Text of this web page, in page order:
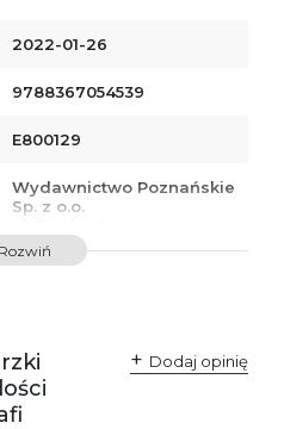
2022-01-26
9788367054539
E800129
Wydawnictwo Poznańskie
Sp. z o.o.
61-701 Poznań
Polska
Załącznik PDF
Rozwiń
Dodaj opinię